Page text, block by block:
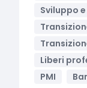
Sviluppo
Liberi
PMI